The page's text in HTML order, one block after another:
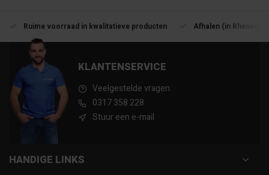
Ruime voorraad in kwalitatieve producten Afhalen (in Rhenen)
KLANTENSERVICE
Veelgestelde vragen
0317 358 228
Stuur een e-mail
HANDIGE LINKS